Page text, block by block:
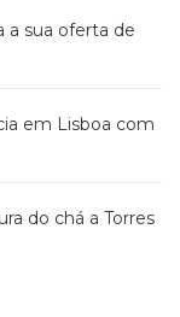
a sua oferta de
em Lisboa com
do chá a Torres